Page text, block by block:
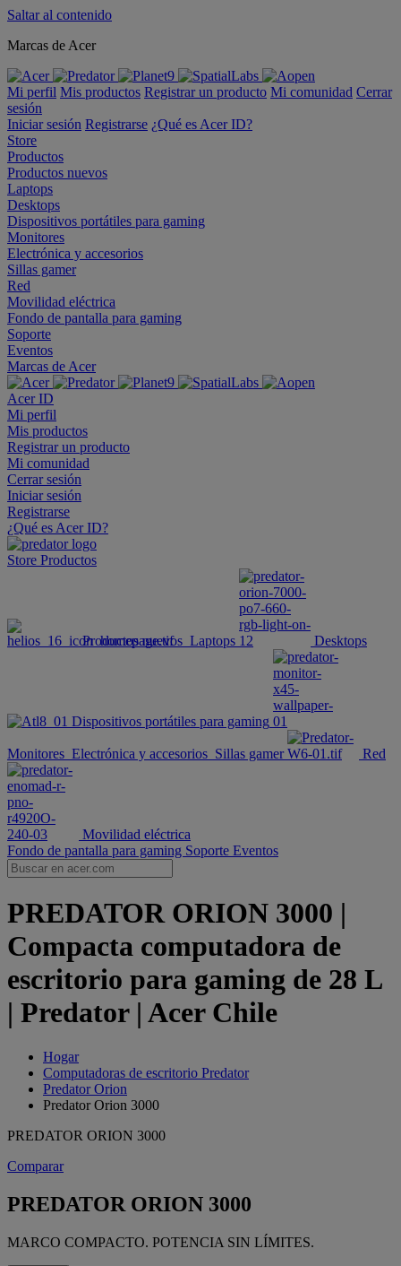
Saltar al contenido
Marcas de Acer
Mi perfil Mis productos Registrar un producto Mi comunidad Cerrar
sesión
Iniciar sesión Registrarse ¿Qué es Acer ID?
Store
Productos
Productos nuevos
Laptops
Desktops
Dispositivos portátiles para gaming
Monitores
Electrónica y accesorios
Sillas gamer
Red
Movilidad eléctrica
Fondo de pantalla para gaming
Soporte
Eventos
Marcas de Acer
Acer ID
Mi perfil
Mis productos
Registrar un producto
Mi comunidad
Cerrar sesión
Iniciar sesión
Registrarse
¿Qué es Acer ID?
Store Productos
Productos nuevos Laptops Desktops
Dispositivos portátiles para gaming
Monitores Electrónica y accesorios Sillas gamer Red
Movilidad eléctrica
Fondo de pantalla para gaming Soporte Eventos
PREDATOR ORION 3000 |
Compacta computadora de
escritorio para gaming de 28 L
| Predator | Acer Chile
Hogar
Computadoras de escritorio Predator
Predator Orion
Predator Orion 3000
PREDATOR ORION 3000
Comparar
PREDATOR ORION 3000
MARCO COMPACTO. POTENCIA SIN LÍMITES.